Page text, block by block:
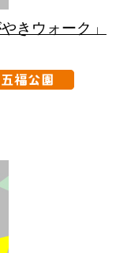
きウォーク」